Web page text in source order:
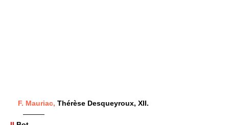
F. Mauriac, Thérèse Desqueyroux, XII.
———